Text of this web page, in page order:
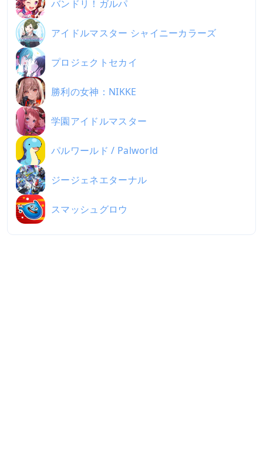
バンドリ！ガルパ
アイドルマスター シャイニーカラーズ
プロジェクトセカイ
勝利の女神：NIKKE
学園アイドルマスター
パルワールド / Palworld
ジージェネエターナル
スマッシュグロウ